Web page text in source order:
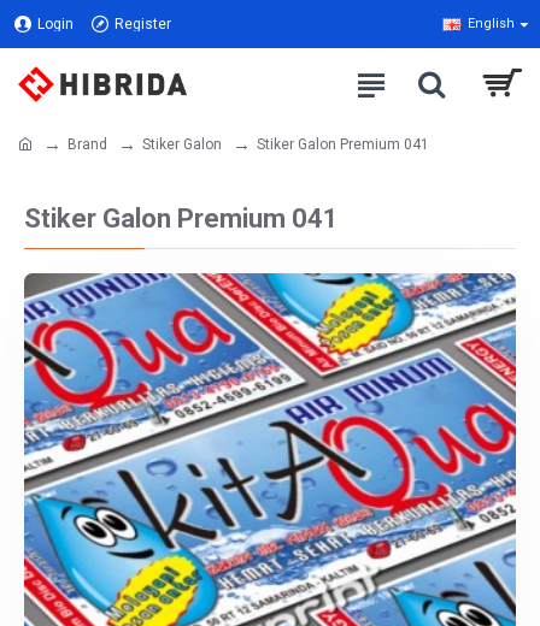
Login Register English
Brand Stiker Galon Stiker Galon Premium 041
Stiker Galon Premium 041